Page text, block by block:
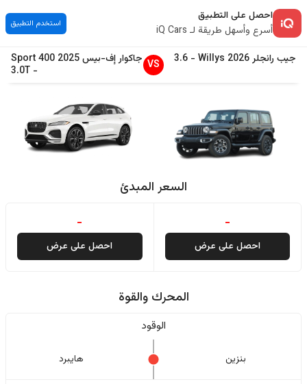
احصل على التطبيق
أسرع وأسهل طريقة لـ iQ Cars
استخدم التطبيق
جيب رانجلر2026
Willys
-
3.6
VS جاكوارإف-بيس2025
400 Sport
-
3.0T
السعر المبدئ
-
احصل على عرض
-
احصل على عرض
المحرك والقوة
الوقود
بنزين هايبرد